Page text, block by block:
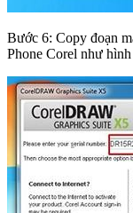
Bước 6: Copy đoạn
Phone Corel như hình